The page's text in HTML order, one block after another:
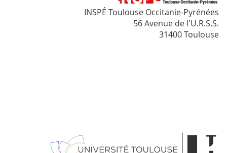
INSPÉ Toulouse Occitanie-Pyrénées
56 Avenue de l'U.R.S.S.
31400 Toulouse